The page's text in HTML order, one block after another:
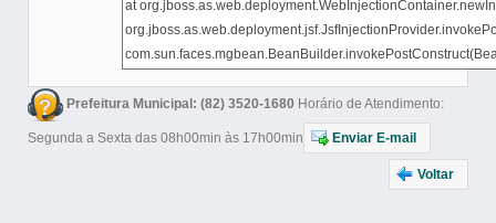
Prefeitura Municipal: (82) 3520-1680 Horário de Atendimento:
Segunda a Sexta das 08h00min às 17h00min Enviar E-mail
Voltar